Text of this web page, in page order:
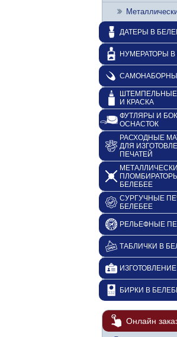
ДАТЕРЫ В
НУМЕРАТОРЫ В
И КРАСКА
ФУТЛЯРЫ И
ОСНАСТОК
РАСХОДНЫЕ
ДЛЯ
ПЕЧАТЕЙ
БЕЛЕБЕЕ
СУРГУЧНЫЕ
БЕЛЕБЕЕ
РЕЛЬЕФНЫЕ
ТАБЛИЧКИ В
БИРКИ В
Онлайн